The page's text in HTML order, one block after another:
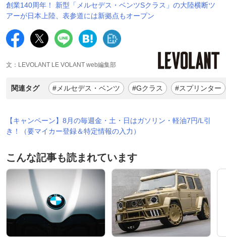
創業140周年！ 新型「メルセデス・ベンツSクラス」の大陸横断ツ
アーが日本上陸、表参道には新拠点もオープン
文：LEVOLANT LE VOLANT web編集部
関連タグ #メルセデス・ベンツ #Gクラス #スプリンター
【キャンペーン】8月の毎週金・土・日はガソリン・軽油7円/L引
き！（要マイカー登録＆特定情報の入力）
こんな記事も読まれています